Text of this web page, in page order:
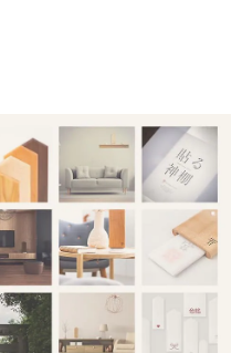
にも溶け込ませたいのなら、光
トセット 》幸運･厄除けの白
れそうな神様です。買ってよか